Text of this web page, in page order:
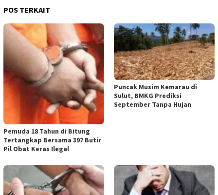
POS TERKAIT
Pemuda 18 Tahun di Bitung
Tertangkap Bersama 397 Butir
Pil Obat Keras Ilegal
Puncak Musim Kemarau di
Sulut, BMKG Prediksi
September Tanpa Hujan